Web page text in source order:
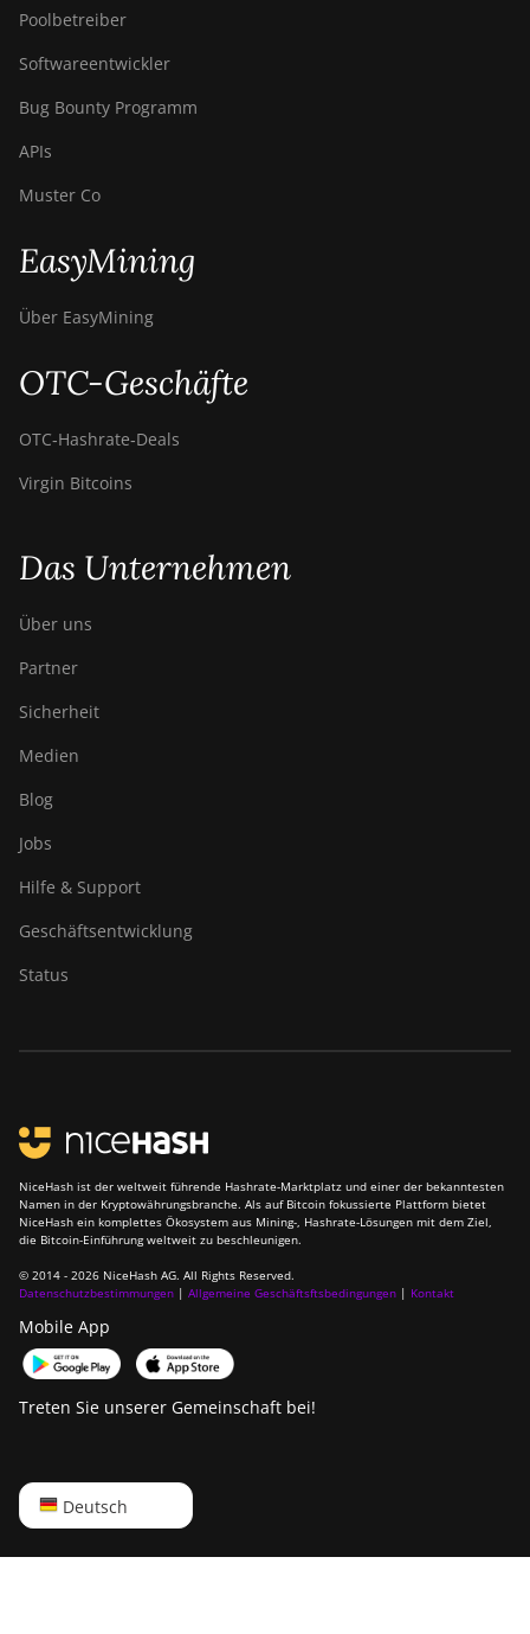
Poolbetreiber
Softwareentwickler
Bug Bounty Programm
APIs
Muster Co
EasyMining
Über EasyMining
OTC-Geschäfte
OTC‑Hashrate‑Deals
Virgin Bitcoins
Das Unternehmen
Über uns
Partner
Sicherheit
Medien
Blog
Jobs
Hilfe & Support
Geschäftsentwicklung
Status
NiceHash ist der weltweit führende Hashrate-Marktplatz und einer der bekanntesten
Namen in der Kryptowährungsbranche. Als auf Bitcoin fokussierte Plattform bietet
NiceHash ein komplettes Ökosystem aus Mining-, Hashrate-Lösungen mit dem Ziel,
die Bitcoin-Einführung weltweit zu beschleunigen.
© 2014 - 2026 NiceHash AG. All Rights Reserved.
Datenschutzbestimmungen | Allgemeine Geschäftsftsbedingungen | Kontakt
Mobile App
Treten Sie unserer Gemeinschaft bei!
Deutsch
English